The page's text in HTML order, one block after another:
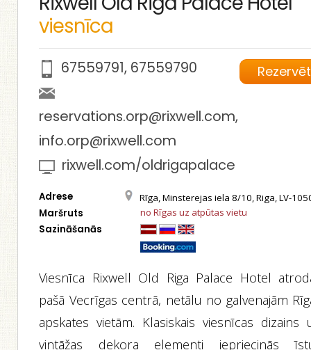
viesnīca
Rezervēt
67559791, 67559790
reservations.orp@rixwell.com,
info.orp@rixwell.com
rixwell.com/oldrigapalace
Adrese Rīga, Minsterejas iela 8/10, Riga, LV-
Maršruts no Rīgas uz atpūtas vietu
Sazināšanās
Viesnīca Rixwell Old Riga Palace Hotel
pašā Vecrīgas centrā, netālu no galvenajām
apskates vietām. Klasiskais viesnīcas dizains
vintāžas dekora elementi iepriecinās